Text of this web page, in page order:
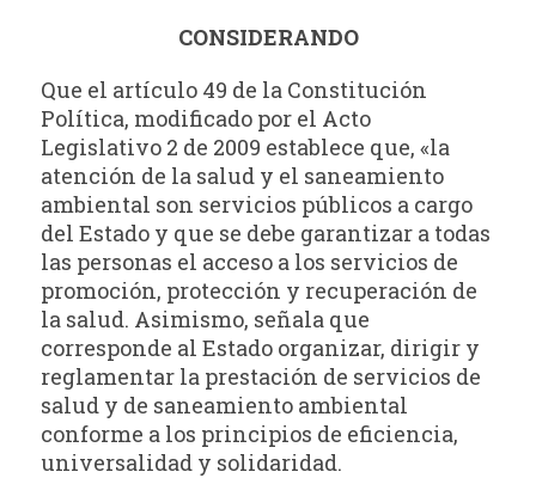
CONSIDERANDO
Que el artículo 49 de la Constitución
Política, modificado por el Acto
Legislativo 2 de 2009 establece que, «la
atención de la salud y el saneamiento
ambiental son servicios públicos a cargo
del Estado y que se debe garantizar a todas
las personas el acceso a los servicios de
promoción, protección y recuperación de
la salud. Asimismo, señala que
corresponde al Estado organizar, dirigir y
reglamentar la prestación de servicios de
salud y de saneamiento ambiental
conforme a los principios de eficiencia,
universalidad y solidaridad.